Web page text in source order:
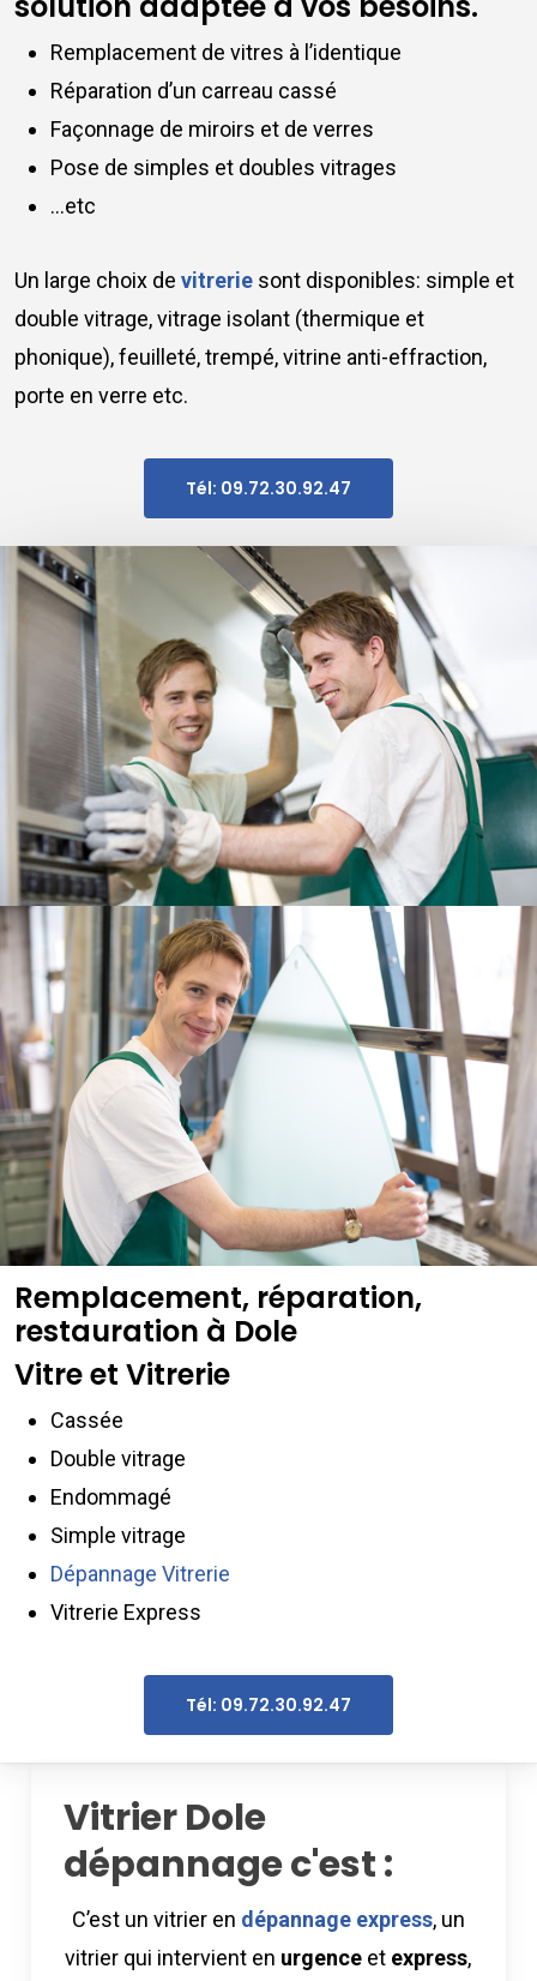
Remplacement de vitres à l’identique
Réparation d’un carreau cassé
Façonnage de miroirs et de verres
Pose de simples et doubles vitrages
…etc
Un large choix de vitrerie sont disponibles: simple et
double vitrage, vitrage isolant (thermique et
phonique), feuilleté, trempé, vitrine anti-effraction,
porte en verre etc.
Tél: 09.72.30.92.47
Remplacement, réparation,
restauration à Dole
Vitre et Vitrerie
Cassée
Double vitrage
Endommagé
Simple vitrage
Dépannage Vitrerie
Vitrerie Express
Tél: 09.72.30.92.47
Vitrier Dole
dépannage c'est :
C’est un vitrier en dépannage express, un
vitrier qui intervient en urgence et express,